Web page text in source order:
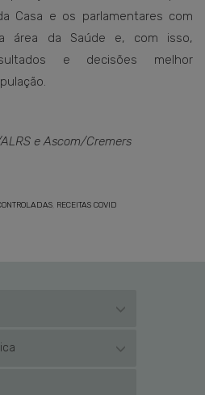
Casa e os parlamentares com
área da Saúde e, com isso,
e decisões melhor
e Ascom/Cremers
RECEITAS COVID